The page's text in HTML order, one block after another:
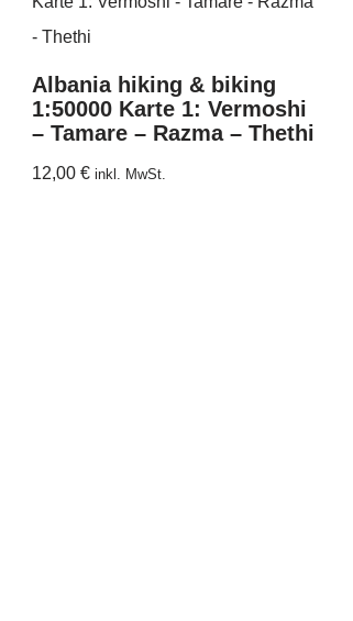
Albania hiking & biking
1:50000 Karte 1: Vermoshi
– Tamare – Razma – Thethi
12,00 € inkl. MwSt.